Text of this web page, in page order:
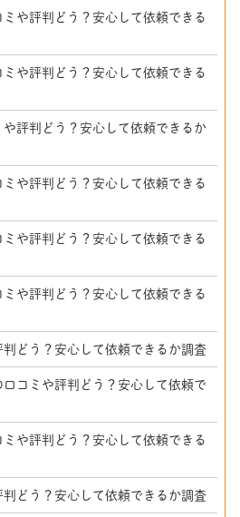
や評判どう？安心して依頼できる
や評判どう？安心して依頼できる
評判どう？安心して依頼できるか
や評判どう？安心して依頼できる
や評判どう？安心して依頼できる
や評判どう？安心して依頼できる
どう？安心して依頼できるか調査
コミや評判どう？安心して依頼で
や評判どう？安心して依頼できる
どう？安心して依頼できるか調査